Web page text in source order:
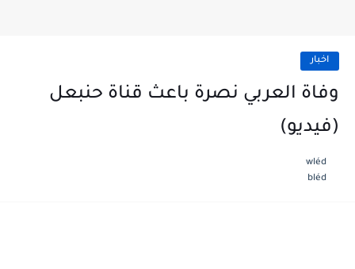
اخبار
وفاة العربي نصرة باعث قناة حنبعل
(فيديو)
wléd
bléd